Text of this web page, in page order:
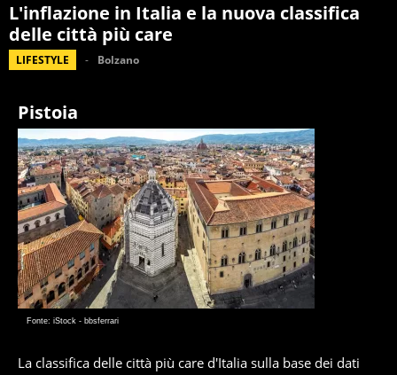
L'inflazione in Italia e la nuova classifica
delle città più care
LIFESTYLE Bolzano
Pistoia
Fonte: iStock - bbsferrari
La classifica delle città più care d'Italia sulla base dei dati